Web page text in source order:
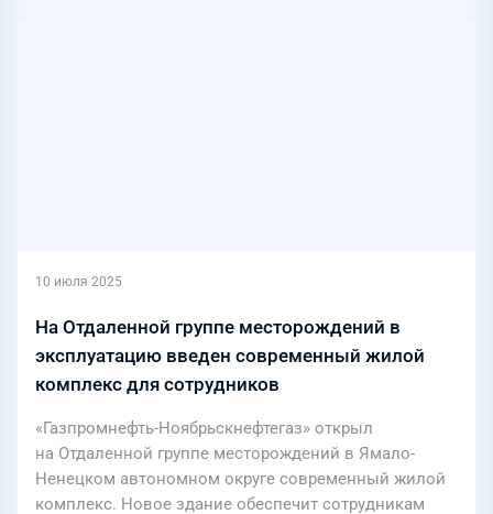
10 июля 2025
На Отдаленной группе месторождений в
эксплуатацию введен современный жилой
комплекс для сотрудников
«Газпромнефть-Ноябрьскнефтегаз» открыл
на Отдаленной группе месторождений в Ямало-
Ненецком автономном округе современный жилой
комплекс. Новое здание обеспечит сотрудникам